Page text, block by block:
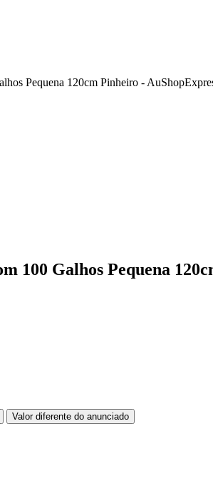
Pequena 120cm Pinheiro -
100 Galhos Pequena
Valor diferente do anunciado